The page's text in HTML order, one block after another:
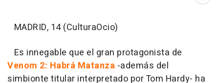
MADRID, 14 (CulturaOcio)
Es innegable que el gran protagonista de
Venom 2: Habrá Matanza -además del
simbionte titular interpretado por Tom Hardy- ha